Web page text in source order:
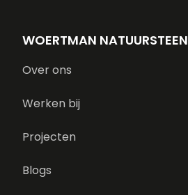
WOERTMAN NATUURSTEEN
Over ons
Werken bij
Projecten
Blogs